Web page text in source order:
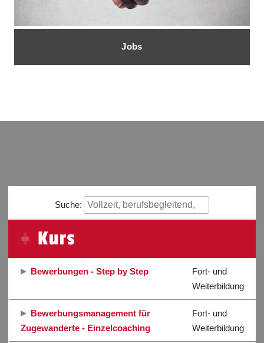
Jobs
Suche:
Kurs
Bewerbungen - Step by Step
Fort- und
Weiterbildung
Bewerbungsmanagement für
Zugewanderte - Einzelcoaching
Fort- und
Weiterbildung